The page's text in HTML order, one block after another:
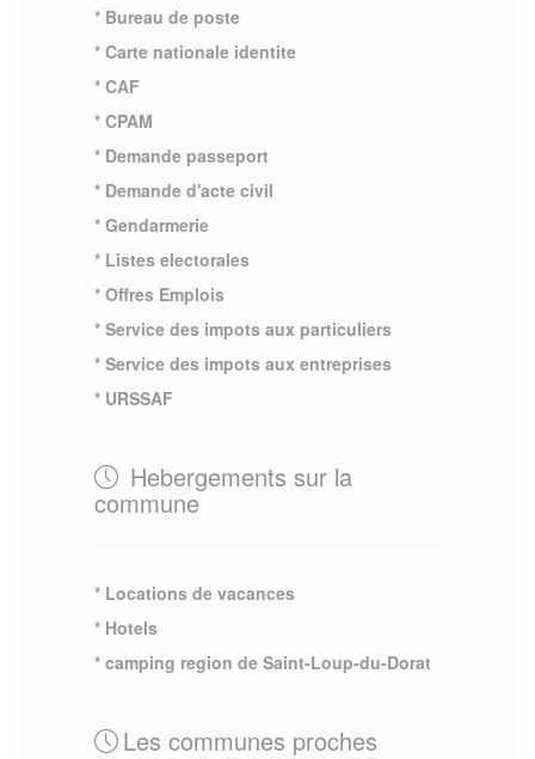
* Bureau de poste
* Carte nationale identite
* CAF
* CPAM
* Demande passeport
* Demande d'acte civil
* Gendarmerie
* Listes electorales
* Offres Emplois
* Service des impots aux particuliers
* Service des impots aux entreprises
* URSSAF
Hebergements sur la
commune
* Locations de vacances
* Hotels
* camping region de Saint-Loup-du-Dorat
Les communes proches